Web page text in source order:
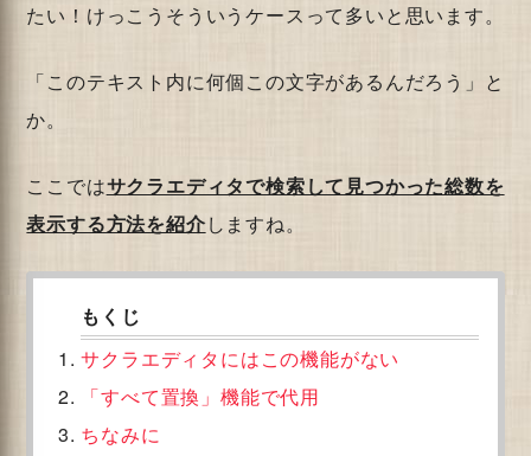
たい！けっこうそういうケースって多いと思います。
「このテキスト内に何個この文字があるんだろう」と
か。
ここではサクラエディタで検索して見つかった総数を
表示する方法を紹介しますね。
サクラエディタにはこの機能がない
「すべて置換」機能で代用
ちなみに